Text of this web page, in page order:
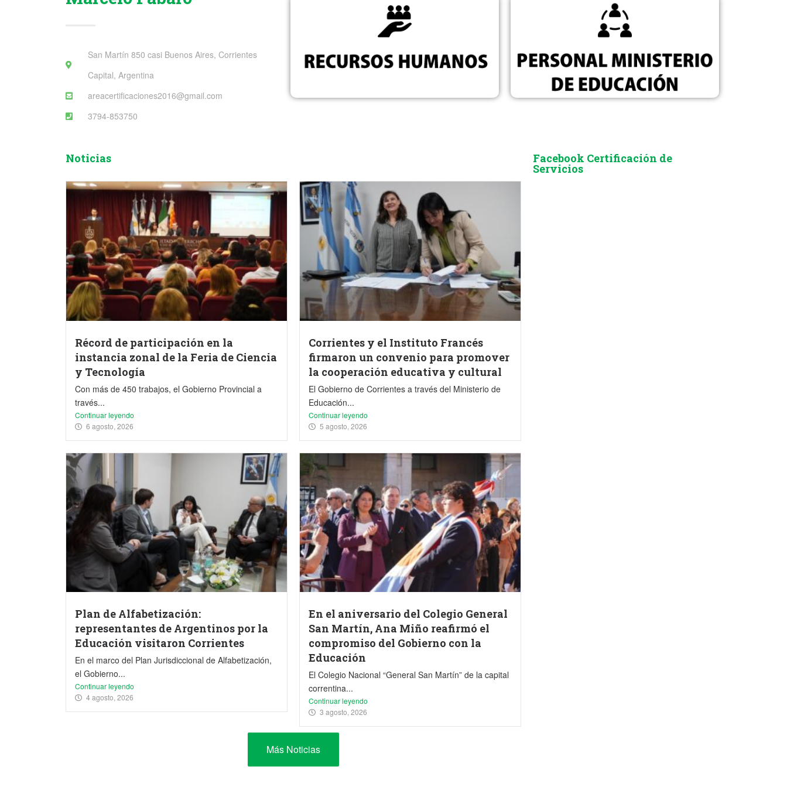
San Martín 850 casi Buenos Aires, Corrientes
Capital, Argentina
areacertificaciones2016@gmail.com
3794-853750
Noticias
Récord de participación en la
instancia zonal de la Feria de Ciencia
y Tecnología
Con más de 450 trabajos, el Gobierno Provincial a
través...
Continuar leyendo
6 agosto, 2026
Corrientes y el Instituto Francés
firmaron un convenio para promover
la cooperación educativa y cultural
El Gobierno de Corrientes a través del Ministerio de
Educación...
Continuar leyendo
5 agosto, 2026
Plan de Alfabetización:
representantes de Argentinos por la
Educación visitaron Corrientes
En el marco del Plan Jurisdiccional de Alfabetización,
el Gobierno...
Continuar leyendo
4 agosto, 2026
En el aniversario del Colegio General
San Martín, Ana Miño reafirmó el
compromiso del Gobierno con la
Educación
El Colegio Nacional “General San Martín” de la capital
correntina...
Continuar leyendo
3 agosto, 2026
Más Noticias
Facebook Certificación de
Servicios